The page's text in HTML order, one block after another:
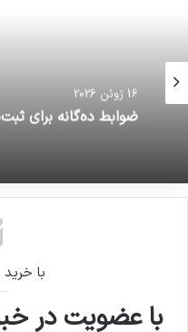
16 ژوئن 2026
ضوابط ده‌گانه برای
با
با عضویت در